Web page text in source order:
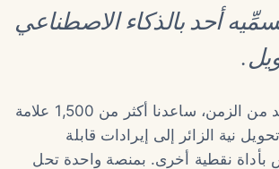
أحد بالذكاء الاصطناعي
لأكثر من عقد من الزمن، ساعدنا أكثر من 1,500 علامة
نية الزائر إلى إيرادات قابلة
نقطية أخرى. بمنصة واحدة تحل